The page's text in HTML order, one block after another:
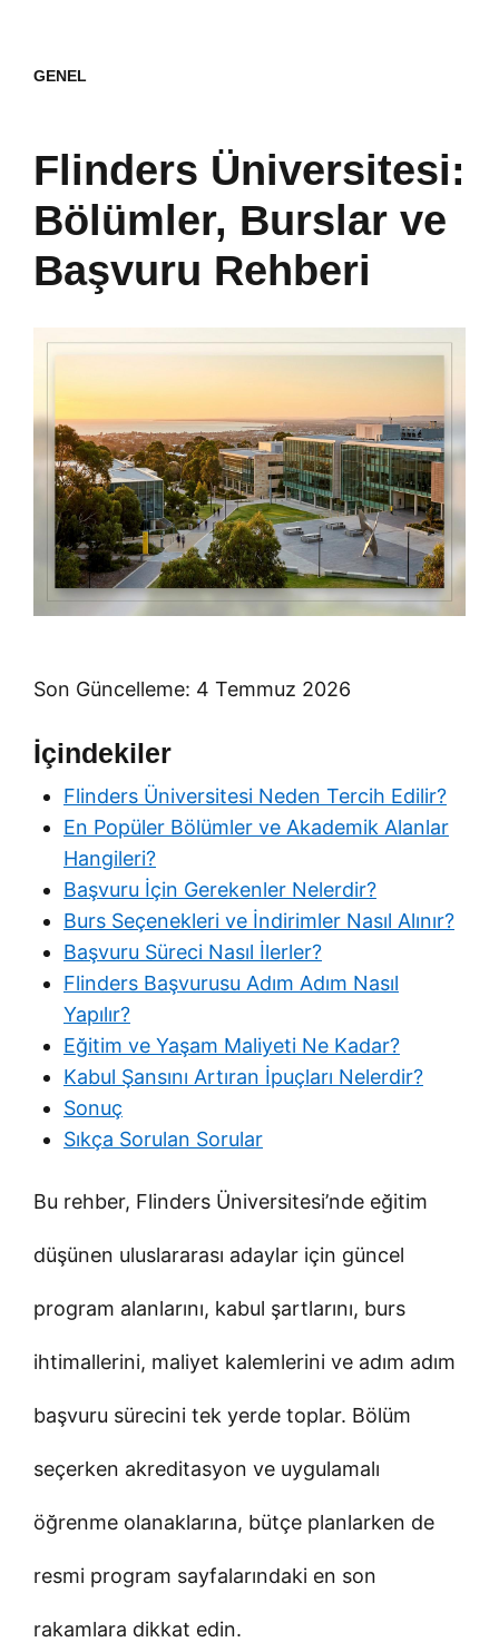
GENEL
Flinders Üniversitesi:
Bölümler, Burslar ve
Başvuru Rehberi
Son Güncelleme: 4 Temmuz 2026
İçindekiler
Flinders Üniversitesi Neden Tercih Edilir?
En Popüler Bölümler ve Akademik Alanlar
Hangileri?
Başvuru İçin Gerekenler Nelerdir?
Burs Seçenekleri ve İndirimler Nasıl Alınır?
Başvuru Süreci Nasıl İlerler?
Flinders Başvurusu Adım Adım Nasıl
Yapılır?
Eğitim ve Yaşam Maliyeti Ne Kadar?
Kabul Şansını Artıran İpuçları Nelerdir?
Sonuç
Sıkça Sorulan Sorular
Bu rehber, Flinders Üniversitesi’nde eğitim
düşünen uluslararası adaylar için güncel
program alanlarını, kabul şartlarını, burs
ihtimallerini, maliyet kalemlerini ve adım adım
başvuru sürecini tek yerde toplar. Bölüm
seçerken akreditasyon ve uygulamalı
öğrenme olanaklarına, bütçe planlarken de
resmi program sayfalarındaki en son
rakamlara dikkat edin.